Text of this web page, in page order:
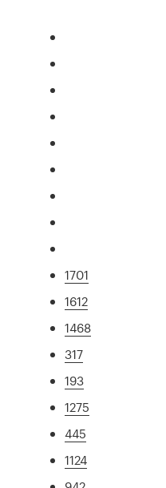
1701
1612
1468
317
193
1275
445
1124